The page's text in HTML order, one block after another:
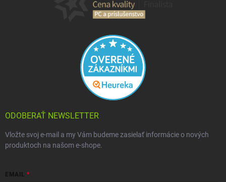
ODOBERAŤ NEWSLETTER
Vložte svoj e-mail a my Vám budeme zasielať informácie o nových
produktoch na našom e-shope.
EMAIL